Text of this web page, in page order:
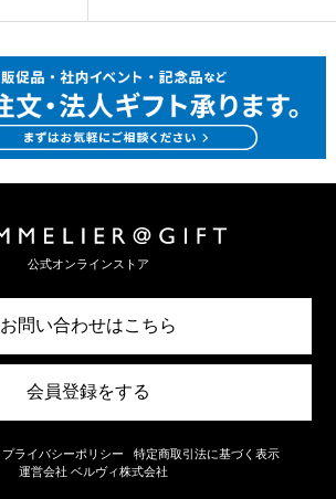
公式オンラインストア
お問い合わせはこちら
会員登録をする
プライバシーポリシー
特定商取引法に基づく表示
運営会社 ベルヴィ株式会社